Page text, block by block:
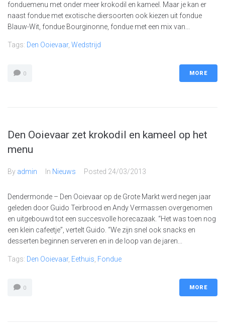
fonduemenu met onder meer krokodil en kameel. Maar je kan er
naast fondue met exotische diersoorten ook kiezen uit fondue
Blauw-Wit, fondue Bourginonne, fondue met een mix van...
Tags: Den Ooievaar, Wedstrijd
0 MORE
Den Ooievaar zet krokodil en kameel op het
menu
By admin In Nieuws Posted 24/03/2013
Dendermonde – Den Ooievaar op de Grote Markt werd negen jaar
geleden door Guido Teirbrood en Andy Vermassen overgenomen
en uitgebouwd tot een succesvolle horecazaak. “Het was toen nog
een klein cafeetje”, vertelt Guido. “We zijn snel ook snacks en
desserten beginnen serveren en in de loop van de jaren...
Tags: Den Ooievaar, Eethuis Fondue
0 MORE